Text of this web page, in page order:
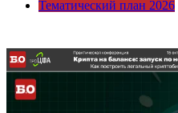
Тематический план 2026